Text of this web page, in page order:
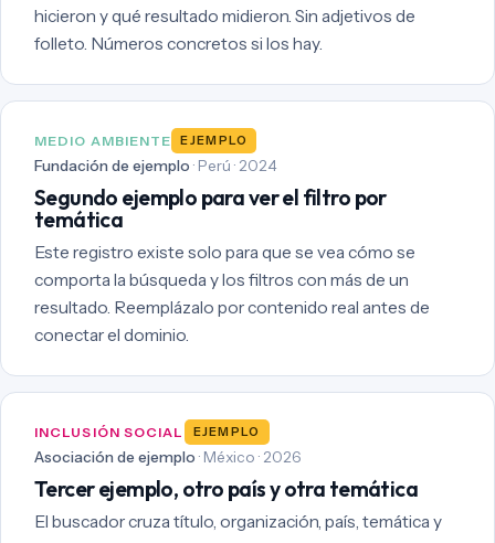
hicieron y qué resultado midieron. Sin adjetivos de
folleto. Números concretos si los hay.
MEDIO AMBIENTE EJEMPLO
Fundación de ejemplo · Perú · 2024
Segundo ejemplo para ver el filtro por
temática
Este registro existe solo para que se vea cómo se
comporta la búsqueda y los filtros con más de un
resultado. Reemplázalo por contenido real antes de
conectar el dominio.
INCLUSIÓN SOCIAL EJEMPLO
Asociación de ejemplo · México · 2026
Tercer ejemplo, otro país y otra temática
El buscador cruza título, organización, país, temática y